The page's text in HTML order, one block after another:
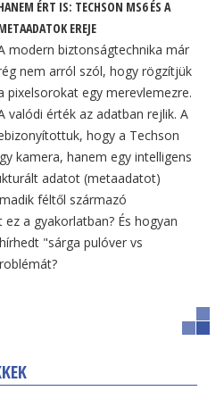
ÉRT IS: TECHSON MS6 ÉS A
EREJE
modern biztonságtechnika már
nem arról szól, hogy rögzítjük
pixelsorokat egy merevlemezre.
valódi érték az adatban rejlik. A
hogy a Techson
kamera, hanem egy intelligens
adatot (metaadatot)
féltől származó
a gyakorlatban? És hogyan
"sárga pulóver vs